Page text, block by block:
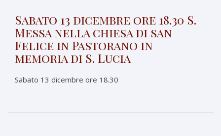
Sabato 13 dicembre ore 18.30 S.
Messa nella chiesa di san
Felice in Pastorano in
memoria di S. Lucia
Sabato 13 dicembre ore 18.30